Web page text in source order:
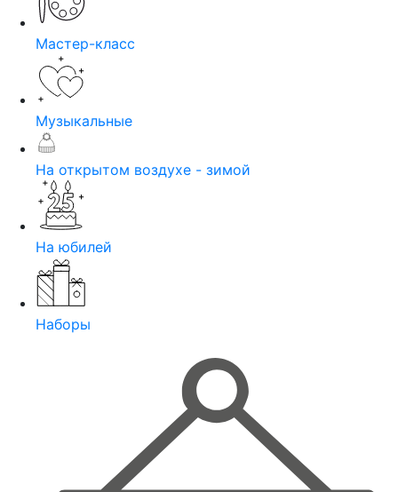
Мастер-класс
Музыкальные
На открытом воздухе - зимой
На юбилей
Наборы